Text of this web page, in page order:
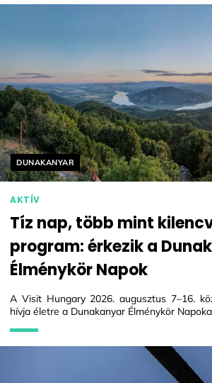
Helyszín címkék:
DUNAKANYAR
AKTÍV
Tíz nap, több mint
program: érkezik a
Élménykör Napok
A Visit Hungary 2026. augusztus 7–16.
hívja életre a Dunakanyar Élménykör